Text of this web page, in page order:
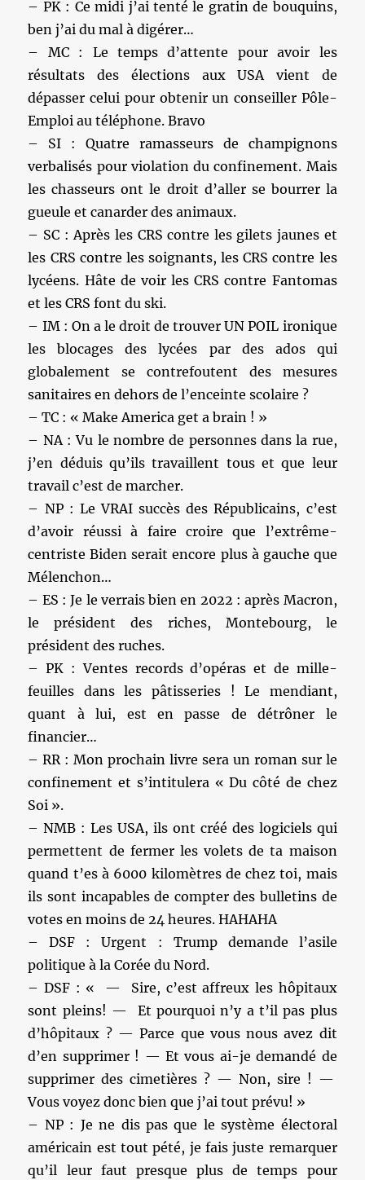
– PK : Ce midi j’ai tenté le gratin de bouquins,
ben j’ai du mal à digérer…
– MC : Le temps d’attente pour avoir les
résultats des élections aux USA vient de
dépasser celui pour obtenir un conseiller Pôle-
Emploi au téléphone. Bravo
– SI : Quatre ramasseurs de champignons
verbalisés pour violation du confinement. Mais
les chasseurs ont le droit d’aller se bourrer la
gueule et canarder des animaux.
– SC : Après les CRS contre les gilets jaunes et
les CRS contre les soignants, les CRS contre les
lycéens. Hâte de voir les CRS contre Fantomas
et les CRS font du ski.
– IM : On a le droit de trouver UN POIL ironique
les blocages des lycées par des ados qui
globalement se contrefoutent des mesures
sanitaires en dehors de l’enceinte scolaire ?
– TC : « Make America get a brain ! »
– NA : Vu le nombre de personnes dans la rue,
j’en déduis qu’ils travaillent tous et que leur
travail c’est de marcher.
– NP : Le VRAI succès des Républicains, c’est
d’avoir réussi à faire croire que l’extrême-
centriste Biden serait encore plus à gauche que
Mélenchon…
– ES : Je le verrais bien en 2022 : après Macron,
le président des riches, Montebourg, le
président des ruches.
– PK : Ventes records d’opéras et de mille-
feuilles dans les pâtisseries ! Le mendiant,
quant à lui, est en passe de détrôner le
financier…
– RR : Mon prochain livre sera un roman sur le
confinement et s’intitulera « Du côté de chez
Soi ».
– NMB : Les USA, ils ont créé des logiciels qui
permettent de fermer les volets de ta maison
quand t’es à 6000 kilomètres de chez toi, mais
ils sont incapables de compter des bulletins de
votes en moins de 24 heures. HAHAHA
– DSF : Urgent : Trump demande l’asile
politique à la Corée du Nord.
– DSF : « — Sire, c’est affreux les hôpitaux
sont pleins! — Et pourquoi n’y a t’il pas plus
d’hôpitaux ? — Parce que vous nous avez dit
d’en supprimer ! — Et vous ai-je demandé de
supprimer des cimetières ? — Non, sire ! —
Vous voyez donc bien que j’ai tout prévu! »
– NP : Je ne dis pas que le système électoral
américain est tout pété, je fais juste remarquer
qu’il leur faut presque plus de temps pour